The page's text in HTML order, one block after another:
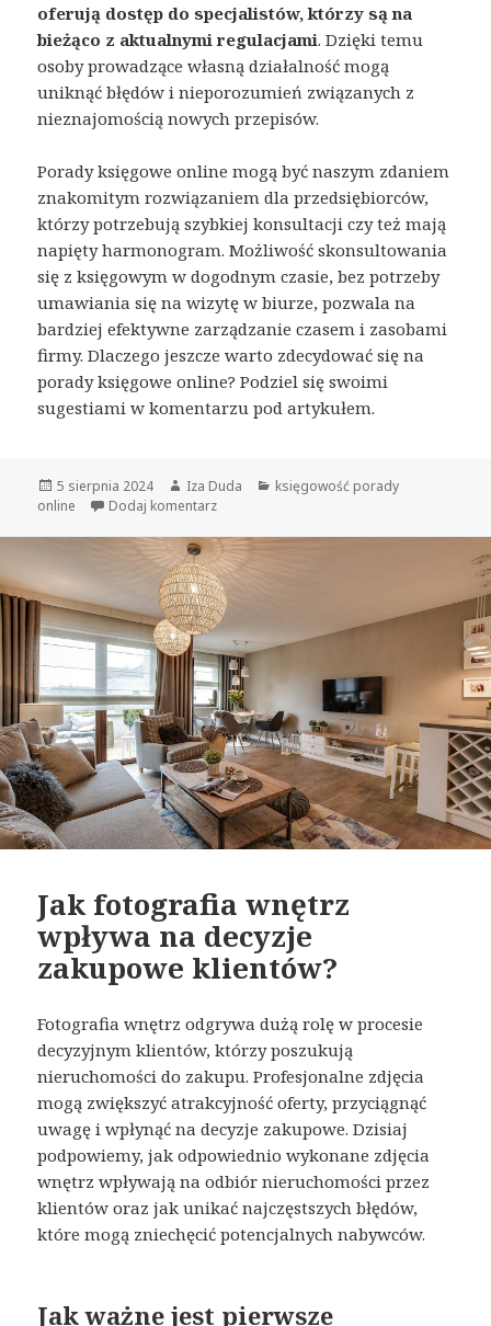
oferują dostęp do specjalistów, którzy są na
bieżąco z aktualnymi regulacjami. Dzięki temu
osoby prowadzące własną działalność mogą
uniknąć błędów i nieporozumień związanych z
nieznajomością nowych przepisów.
Porady księgowe online mogą być naszym zdaniem
znakomitym rozwiązaniem dla przedsiębiorców,
którzy potrzebują szybkiej konsultacji czy też mają
napięty harmonogram. Możliwość skonsultowania
się z księgowym w dogodnym czasie, bez potrzeby
umawiania się na wizytę w biurze, pozwala na
bardziej efektywne zarządzanie czasem i zasobami
firmy. Dlaczego jeszcze warto zdecydować się na
porady księgowe online? Podziel się swoimi
sugestiami w komentarzu pod artykułem.
Opublikowano
5 sierpnia 2024 Autor
Iza Duda Kategorie
księgowość porady
online
Dodaj komentarz
Jak fotografia wnętrz
wpływa na decyzje
zakupowe klientów?
Fotografia wnętrz odgrywa dużą rolę w procesie
decyzyjnym klientów, którzy poszukują
nieruchomości do zakupu. Profesjonalne zdjęcia
mogą zwiększyć atrakcyjność oferty, przyciągnąć
uwagę i wpłynąć na decyzje zakupowe. Dzisiaj
podpowiemy, jak odpowiednio wykonane zdjęcia
wnętrz wpływają na odbiór nieruchomości przez
klientów oraz jak unikać najczęstszych błędów,
które mogą zniechęcić potencjalnych nabywców.
Jak ważne jest pierwsze